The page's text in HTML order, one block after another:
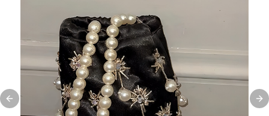
Previous slide